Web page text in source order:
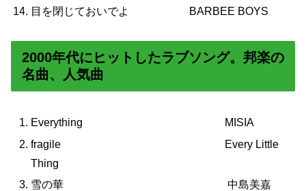
目を閉じておいでよ BARBEE BOYS
2000年代にヒットしたラブソング。邦楽の
名曲、人気曲
Everything MISIA
fragile Every Little
Thing
雪の華 中島美嘉